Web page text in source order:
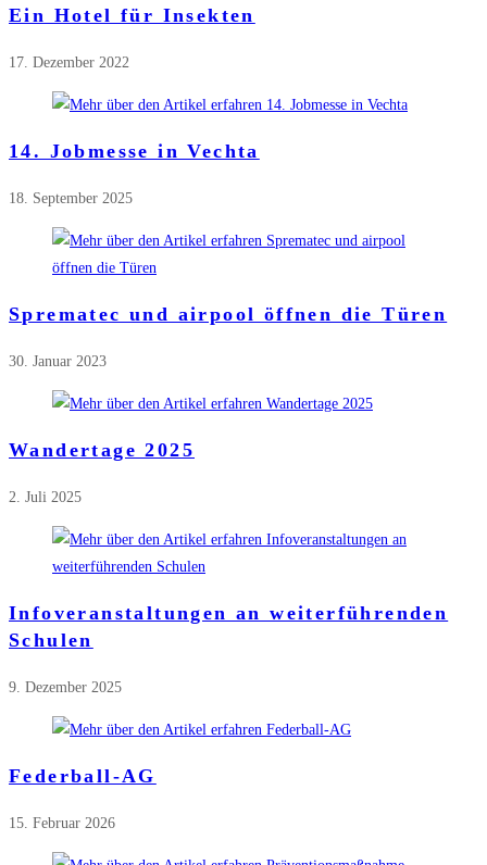
Ein Hotel für Insekten
17. Dezember 2022
14. Jobmesse in Vechta
18. September 2025
Sprematec und airpool öffnen die Türen
30. Januar 2023
Wandertage 2025
2. Juli 2025
Infoveranstaltungen an weiterführenden
Schulen
9. Dezember 2025
Federball-AG
15. Februar 2026